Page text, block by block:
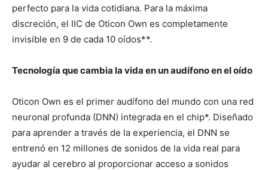
perfecto para la vida cotidiana. Para la máxima
discreción, el IIC de Oticon Own es completamente
invisible en 9 de cada 10 oídos**.
Tecnología que cambia la vida en un audífono en el oído
Oticon Own es el primer audífono del mundo con una red
neuronal profunda (DNN) integrada en el chip*. Diseñado
para aprender a través de la experiencia, el DNN se
entrenó en 12 millones de sonidos de la vida real para
ayudar al cerebro al proporcionar acceso a sonidos